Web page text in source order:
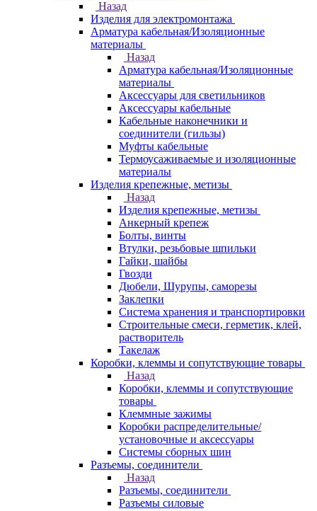
Назад
Изделия для электромонтажа
Арматура кабельная/Изоляционные
материалы
Назад
Арматура кабельная/Изоляционные
материалы
Аксессуары для светильников
Аксессуары кабельные
Кабельные наконечники и
соединители (гильзы)
Муфты кабельные
Термоусаживаемые и изоляционные
материалы
Изделия крепежные, метизы
Назад
Изделия крепежные, метизы
Анкерный крепеж
Болты, винты
Втулки, резьбовые шпильки
Гайки, шайбы
Гвозди
Дюбели, Шурупы, саморезы
Заклепки
Система хранения и транспортировки
Строительные смеси, герметик, клей,
растворитель
Такелаж
Коробки, клеммы и сопутствующие товары
Назад
Коробки, клеммы и сопутствующие
товары
Клеммные зажимы
Коробки распределительные/
установочные и аксессуары
Системы сборных шин
Разъемы, соединители
Назад
Разъемы, соединители
Разъемы силовые